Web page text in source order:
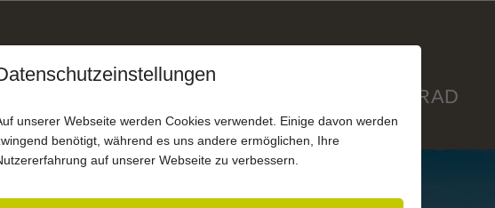
AKTIV
AKTIV
MOTORRAD
unserer Webseite werden Cookies verwendet. Einige davon werden
benötigt, während es uns andere ermöglichen, Ihre
auf unserer Webseite zu verbessern.